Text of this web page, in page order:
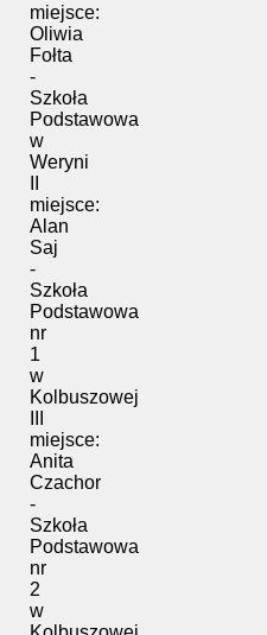
miejsce:
Oliwia
Fołta
-
Szkoła
Podstawowa
w
Weryni
miejsce:
Alan
Saj
-
Szkoła
Podstawowa
nr
1
w
Kolbuszowej
miejsce:
Anita
Czachor
-
Szkoła
Podstawowa
nr
2
w